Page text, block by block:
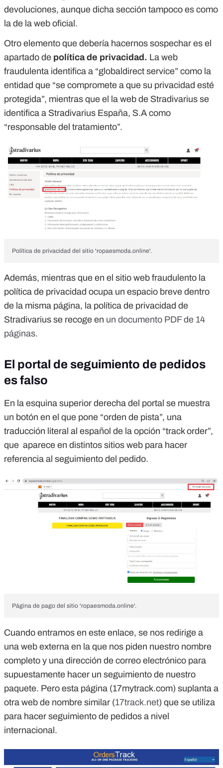
devoluciones, aunque dicha sección tampoco es como
la de la web oficial.
Otro elemento que debería hacernos sospechar es el
apartado de política de privacidad. La web
fraudulenta identifica a “globaldirect service” como la
entidad que “se compromete a que su privacidad esté
protegida”, mientras que el la web de Stradivarius se
identifica a Stradivarius España, S.A como
“responsable del tratamiento”.
Política de privacidad del sitio 'ropaesmoda.online'.
Además, mientras que en el sitio web fraudulento la
política de privacidad ocupa un espacio breve dentro
de la misma página, la política de privacidad de
Stradivarius se recoge en un documento PDF de 14
páginas.
El portal de seguimiento de pedidos
es falso
En la esquina superior derecha del portal se muestra
un botón en el que pone “orden de pista”, una
traducción literal al español de la opción “track order”,
que aparece en distintos sitios web para hacer
referencia al seguimiento del pedido.
Página de pago del sitio 'ropaesmoda.online'.
Cuando entramos en este enlace, se nos redirige a
una web externa en la que nos piden nuestro nombre
completo y una dirección de correo electrónico para
supuestamente hacer un seguimiento de nuestro
paquete. Pero esta página (17mytrack.com) suplanta a
otra web de nombre similar (17track.net) que se utiliza
para hacer seguimiento de pedidos a nivel
internacional.